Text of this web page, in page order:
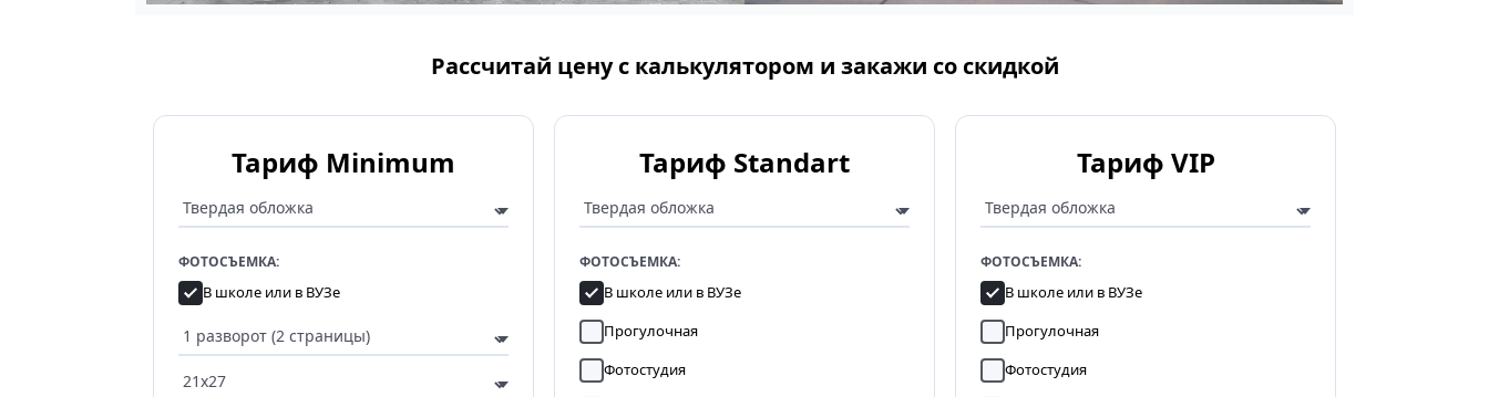
Рассчитай цену с калькулятором и закажи со скидкой
Тариф Minimum
ФОТОСЪЕМКА:
В школе или в ВУЗе
Тариф Standart
ФОТОСЪЕМКА:
В школе или в ВУЗе
Прогулочная
Фотостудия
Тариф VIP
ФОТОСЪЕМКА:
В школе или в ВУЗе
Прогулочная
Фотостудия